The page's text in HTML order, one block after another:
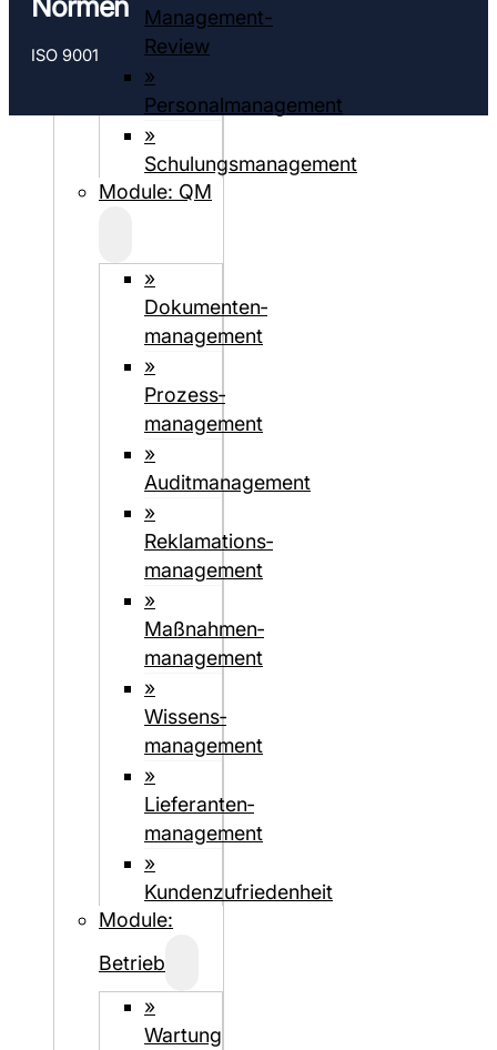
Management-
Review
»
Personalmanagement
»
Schulungsmanagement
Module: QM
»
Dokumenten­­
management
»
Prozess­
management
»
Auditmanagement
»
Reklamations­
management
»
Maßnahmen­
management
»
Wissens­
management
»
Lieferanten­­­
management
»
Kundenzufriedenheit
Module:
Betrieb
»
Wartung
ISO 9001